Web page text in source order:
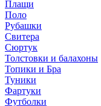
Плащи
Поло
Рубашки
Свитера
Сюртук
Толстовки и балахоны
Топики и Бра
Туники
Фартуки
Футболки